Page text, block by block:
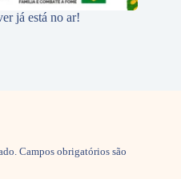
já está no ar!
Campos obrigatórios são